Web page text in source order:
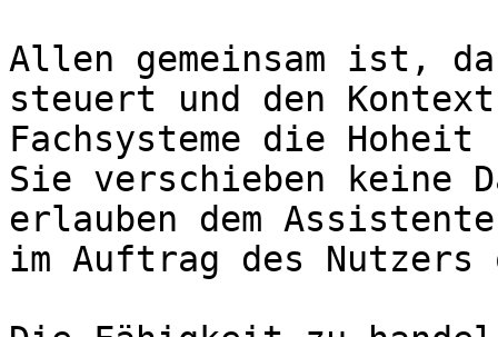
Allen gemeinsam ist,
steuert und den
Fachsysteme die
Sie verschieben keine
erlauben dem
im Auftrag des Nutzers